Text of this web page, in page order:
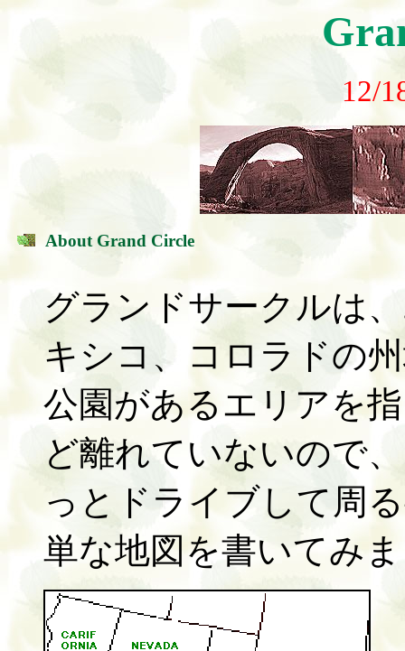
12/
About Grand Circle
グランドサークルは
キシコ、コロラドの
公園があるエリアを
ど離れていないので
っとドライブして周
単な地図を書いてみ